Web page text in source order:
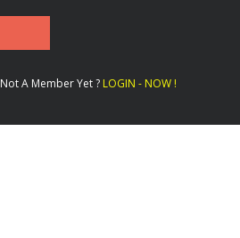
Not A Member Yet ? LOGIN - NOW !